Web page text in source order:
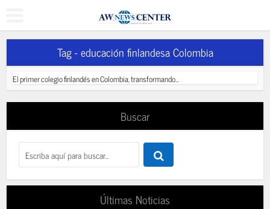
Tag - educación finlandesa Colombia
El primer colegio finlandés en Colombia, transformando...
Buscar
Últimas Noticias